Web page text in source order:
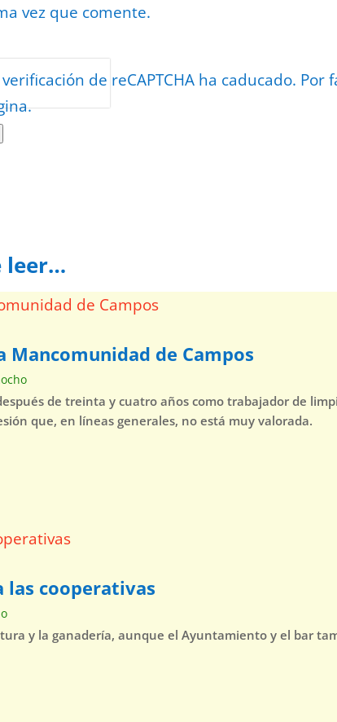
vez que comente.
de reCAPTCHA ha caducado. Por
leer…
Mancomunidad de Campos
de treinta y cuatro años como trabajador de
que, en líneas generales, no está muy valorada.
las cooperativas
y la ganadería, aunque el Ayuntamiento y el bar